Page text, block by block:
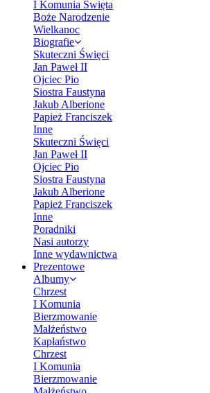
I Komunia Święta
Boże Narodzenie
Wielkanoc
Biografie
Skuteczni Święci
Jan Paweł II
Ojciec Pio
Siostra Faustyna
Jakub Alberione
Papież Franciszek
Inne
Skuteczni Święci
Jan Paweł II
Ojciec Pio
Siostra Faustyna
Jakub Alberione
Papież Franciszek
Inne
Poradniki
Nasi autorzy
Inne wydawnictwa
Prezentowe
Albumy
Chrzest
I Komunia
Bierzmowanie
Małżeństwo
Kapłaństwo
Chrzest
I Komunia
Bierzmowanie